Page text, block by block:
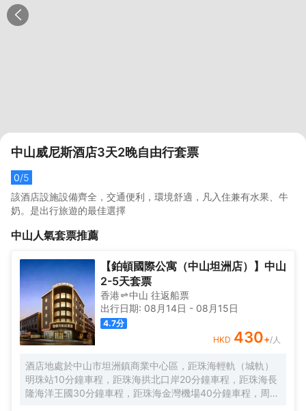
中山威尼斯酒店3天2晚自由行套票
0/5
該酒店設施設備齊全，交通便利，環境舒適，凡入住兼有水果、牛
奶。是出行旅遊的最佳選擇
中山人氣套票推薦
【鉑頓國際公寓（中山坦洲店）】中山
2-5天套票
香港 中山 往返船票
出行日期: 08月14日 - 08月15日
4.7分
HKD 430+/人
酒店地處於中山市坦洲鎮商業中心區，距珠海輕軌（城軌）
明珠站10分鐘車程，距珠海拱北口岸20分鐘車程，距珠海長
隆海洋王國30分鐘車程，距珠海金灣機場40分鐘車程，周邊